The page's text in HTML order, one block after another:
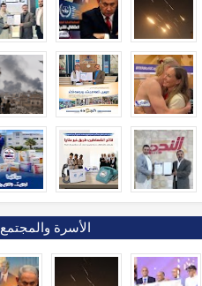
الأسرة والمجتمع